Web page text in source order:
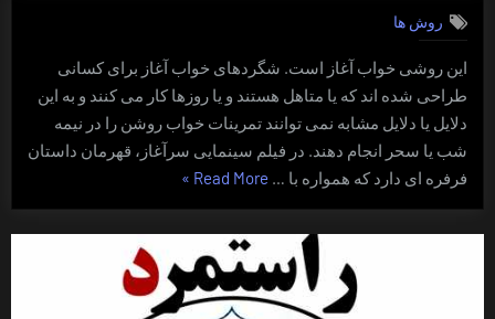
روش ها
این روشی خواب آغاز است. شگردهای خواب آغاز برای کسانی
طراحی شده اند که یا متاهل هستند و یا روزها کار می کنند و به این
دلایل یا دلایل مشابه نمی توانند تمرینات خواب روشن را در نیمه
شب یا سحر انجام دهند. در فیلم سینمایی سرآغاز، قهرمان داستان
فرفره ای دارد که همواره با … Read More “شگرد
»